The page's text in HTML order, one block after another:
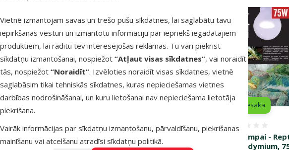
Vietnē izmantojam savas un trešo pušu sīkdatnes, lai saglabātu tavu
iepirkšanās vēsturi un izmantotu informāciju par iepriekš iegādātajiem
produktiem, lai rādītu tev interesējošas reklāmas. Tu vari piekrist
sīkdatņu izmantošanai, nospiežot “Atļaut visas sīkdatnes”, vai noraidīt
tās, nospiežot “Noraidīt”. Izvēloties noraidīt visas sīkdatnes, vietnē
saglabāsim tikai tehniskās sīkdatnes, kuras nepieciešamas vietnes
darbības nodrošināšanai, un kuru lietošanai nav nepieciešama lietotāja
piekrišana.
Vairāk informācijas par sīkdatņu izmantošanu, pārvaldīšanu, piekrišanas
mainīšanu vai atcelšanu atradīsi sīkdatņu politikā.
Īpašie piedāvājumi
Mēneša lielā akcija 10
Spuldze terārija lampai -
Daylight Neodymium,
iesaka